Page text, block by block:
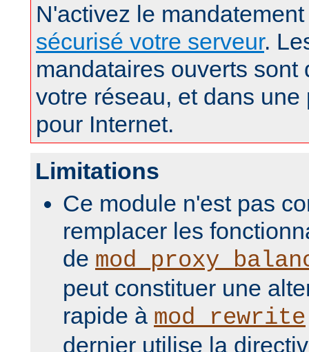
N'activez le
sécurisé votre serveur.
mandataires ouverts sont
votre réseau, et dans
pour Internet.
Limitations
Ce module n'est pas
remplacer les
de
peut constituer une
rapide à mod_rewrite
dernier utilise la